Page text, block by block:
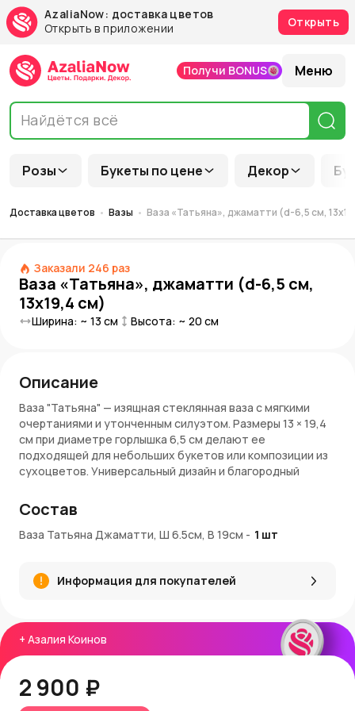
AzaliaNow: доставка цветов
Открыть в приложении
Открыть
Розы Букеты по цене Декор
Получи BONUS Меню
Доставка цветов Вазы Ваза «Татьяна», джаматти (d-6,5 см,
Заказали 246 раз
Ваза «Татьяна», джаматти (d-6,5 см,
13х19,4 см)
Ширина: ~ 13 см Высота: ~ 20 см
+ Азалия Коинов
2 900 ₽
Описание
Ваза "Татьяна" — изящная стеклянная ваза с мягкими
очертаниями и утонченным силуэтом. Размеры 13 × 19,4
см при диаметре горлышка 6,5 см делают ее
подходящей для небольших букетов или композиции из
сухоцветов. Универсальный дизайн и благородный
подарка или акцента в интерьере.
Особенности:
Диаметр горлышка
Материал: стекло
Заказ и доставка:
доставка по Москве и Московской области. Изделия
тщательно упаковываются для безопасной
Состав
Ваза Татьяна Джаматти, Ш 6.5см, В 19см - 1 шт
Информация для покупателей